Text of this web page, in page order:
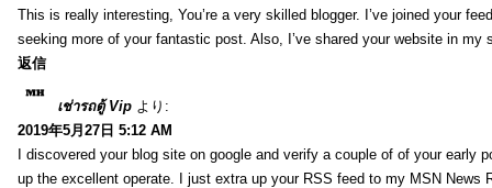
This is really interesting, You’re a very skilled blogger. I’ve joined your
seeking more of your fantastic post. Also, I’ve shared your website in my
返信
เช่ารถตู้ Vip より:
2019年5月27日 5:12 AM
I discovered your blog site on google and verify a couple of of your early
up the excellent operate. I just extra up your RSS feed to my MSN News